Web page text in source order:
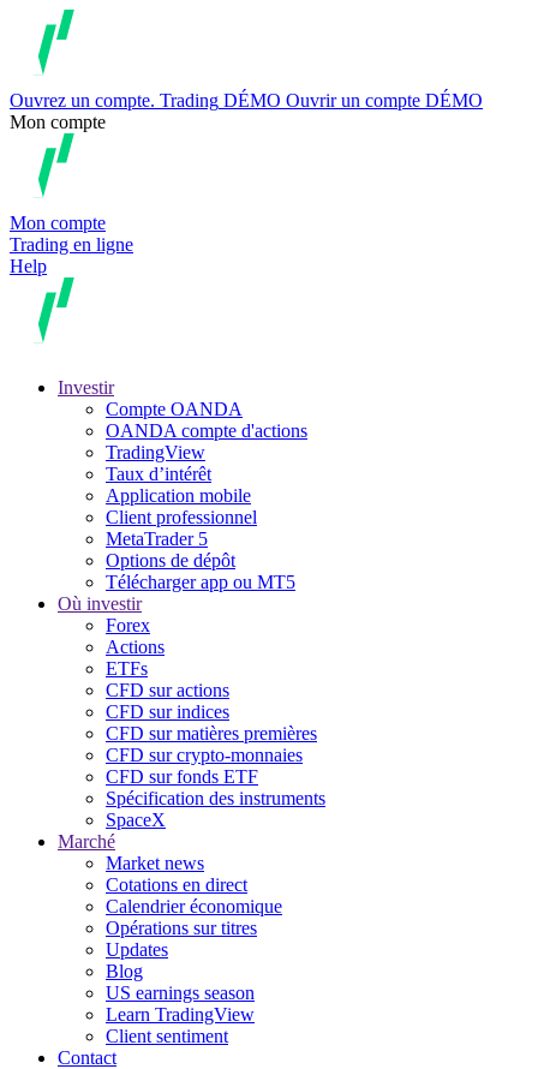
Ouvrez un compte. Trading DÉMO Ouvrir un compte DÉMO
Mon compte
Mon compte
Trading en ligne
Help
Investir
Compte OANDA
OANDA compte d'actions
TradingView
Taux d’intérêt
Application mobile
Client professionnel
MetaTrader 5
Options de dépôt
Télécharger app ou MT5
Où investir
Forex
Actions
ETFs
CFD sur actions
CFD sur indices
CFD sur matières premières
CFD sur crypto-monnaies
CFD sur fonds ETF
Spécification des instruments
SpaceX
Marché
Market news
Cotations en direct
Calendrier économique
Opérations sur titres
Updates
Blog
US earnings season
Learn TradingView
Client sentiment
Contact